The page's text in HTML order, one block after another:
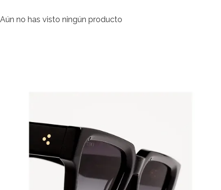
Aún no has visto ningún producto